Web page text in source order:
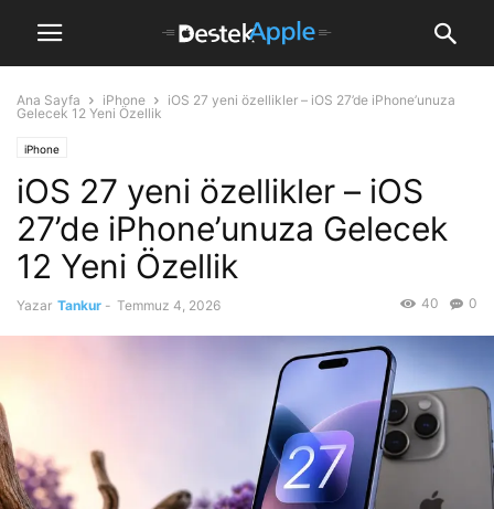
Ana Sayfa iPhone
iOS 27 yeni özellikler – iOS 27’de iPhone’unuza
Gelecek 12 Yeni Özellik
iPhone
iOS 27 yeni özellikler – iOS
27’de iPhone’unuza Gelecek
12 Yeni Özellik
Yazar Tankur - Temmuz 4, 2026 0
40